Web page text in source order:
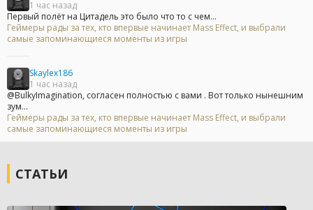
1 час назад
Первый полёт на Цитадель это было что то с чем...
Геймеры рады за тех, кто впервые начинает Mass Effect, и выбрали
самые запоминающиеся моменты из игры
Skaylex186
1 час назад
@BulkyImagination, согласен полностью с вами . Вот только нынешним
зум...
Геймеры рады за тех, кто впервые начинает Mass Effect, и выбрали
самые запоминающиеся моменты из игры
СТАТЬИ